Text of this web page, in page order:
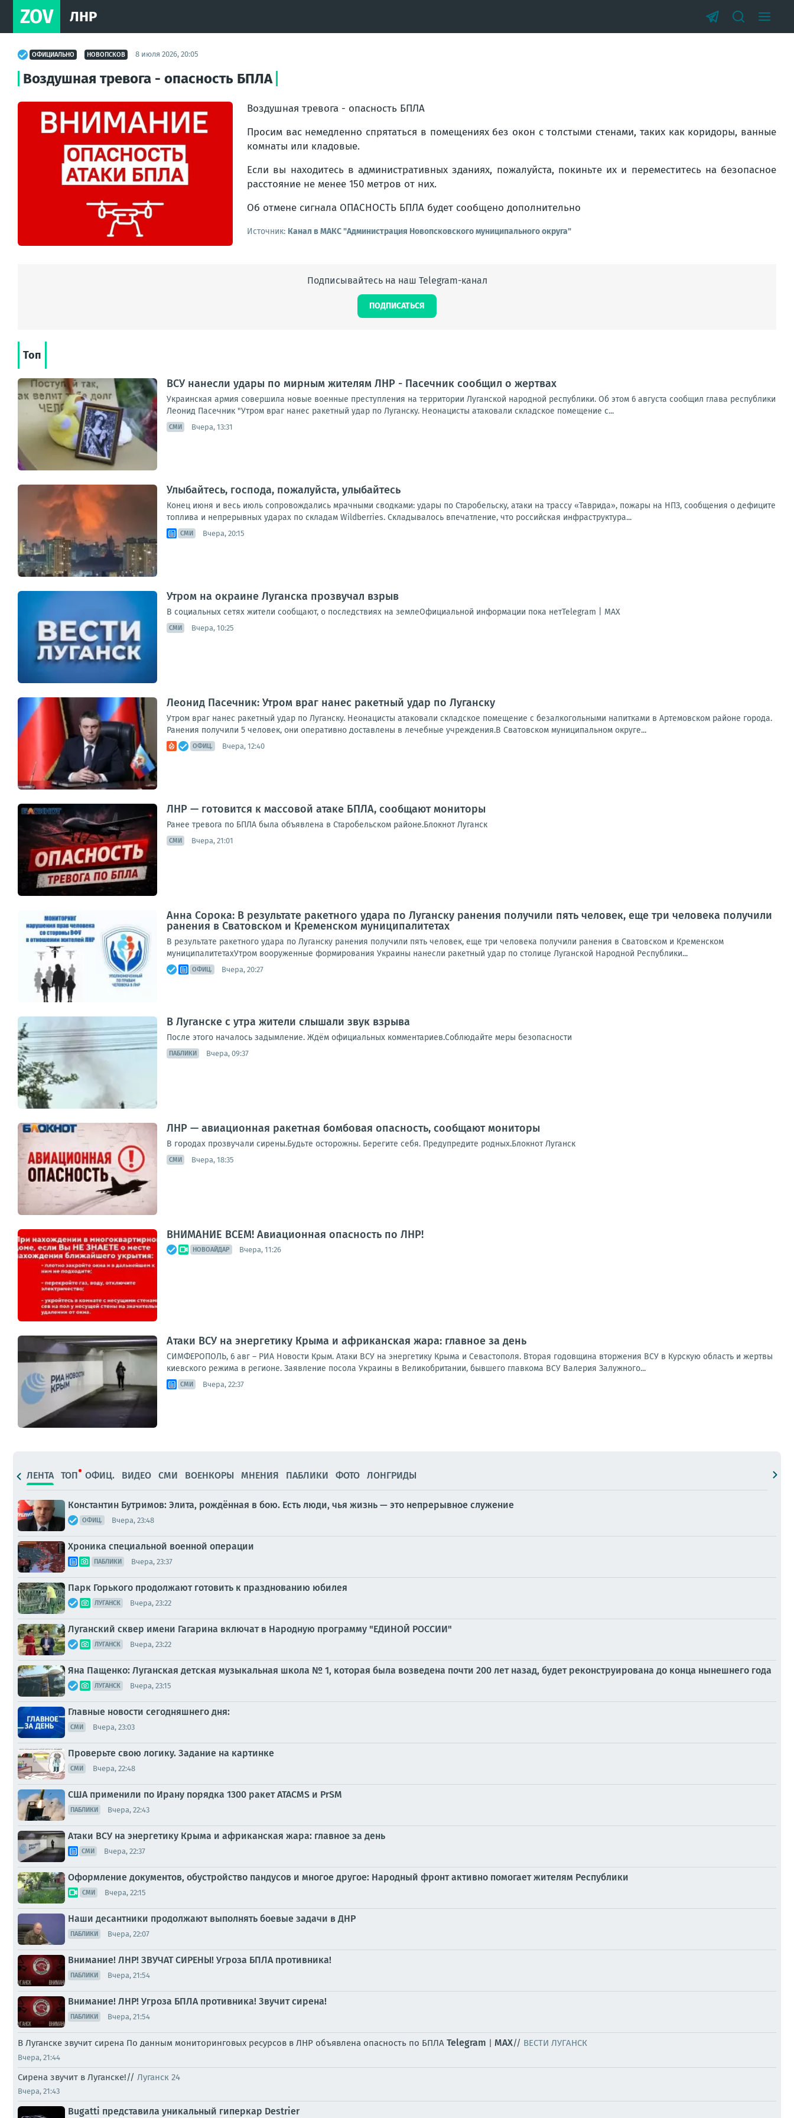
ZOV ЛНР
ОФИЦИАЛЬНО НОВОПСКОВ 8 июля 2026, 20:05
Воздушная тревога - опасность БПЛА
Воздушная тревога - опасность БПЛА
Просим вас немедленно спрятаться в помещениях без окон с толстыми стенами, таких как коридоры, ванные
комнаты или кладовые.
Если вы находитесь в административных зданиях, пожалуйста, покиньте их и переместитесь на безопасное
расстояние не менее 150 метров от них.
Об отмене сигнала ОПАСНОСТЬ БПЛА будет сообщено дополнительно
Источник: Канал в МАКС "Администрация Новопсковского муниципального округа"
Подписывайтесь на наш Telegram-канал
ПОДПИСАТЬСЯ
Топ
ВСУ нанесли удары по мирным жителям ЛНР - Пасечник сообщил о жертвах
Украинская армия совершила новые военные преступления на территории Луганской народной республики. Об этом 6 августа сообщил глава республики
Леонид Пасечник "Утром враг нанес ракетный удар по Луганску. Неонацисты атаковали складское помещение с...
СМИ Вчера, 13:31
Улыбайтесь, господа, пожалуйста, улыбайтесь
Конец июня и весь июль сопровождались мрачными сводками: удары по Старобельску, атаки на трассу «Таврида», пожары на НПЗ, сообщения о дефиците
топлива и непрерывных ударах по складам Wildberries. Складывалось впечатление, что российская инфраструктура...
СМИ Вчера, 20:15
Утром на окраине Луганска прозвучал взрыв
В социальных сетях жители сообщают, о последствиях на землеОфициальной информации пока нетTelegram | MAX
СМИ Вчера, 10:25
Леонид Пасечник: Утром враг нанес ракетный удар по Луганску
Утром враг нанес ракетный удар по Луганску. Неонацисты атаковали складское помещение с безалкогольными напитками в Артемовском районе города.
Ранения получили 5 человек, они оперативно доставлены в лечебные учреждения.В Сватовском муниципальном округе...
ОФИЦ. Вчера, 12:40
ЛНР — готовится к массовой атаке БПЛА, сообщают мониторы
Ранее тревога по БПЛА была объявлена в Старобельском районе.Блокнот Луганск
СМИ Вчера, 21:01
Анна Сорока: В результате ракетного удара по Луганску ранения получили пять человек, еще три человека получили
ранения в Сватовском и Кременском муниципалитетах
В результате ракетного удара по Луганску ранения получили пять человек, еще три человека получили ранения в Сватовском и Кременском
муниципалитетахУтром вооруженные формирования Украины нанесли ракетный удар по столице Луганской Народной Республики...
ОФИЦ. Вчера, 20:27
В Луганске с утра жители слышали звук взрыва
После этого началось задымление. Ждём официальных комментариев.Соблюдайте меры безопасности
ПАБЛИКИ Вчера, 09:37
ЛНР — авиационная ракетная бомбовая опасность, сообщают мониторы
В городах прозвучали сирены.Будьте осторожны. Берегите себя. Предупредите родных.Блокнот Луганск
СМИ Вчера, 18:35
ВНИМАНИЕ ВСЕМ! Авиационная опасность по ЛНР!
НОВОАЙДАР Вчера, 11:26
Атаки ВСУ на энергетику Крыма и африканская жара: главное за день
СИМФЕРОПОЛЬ, 6 авг – РИА Новости Крым. Атаки ВСУ на энергетику Крыма и Севастополя. Вторая годовщина вторжения ВСУ в Курскую область и жертвы
киевского режима в регионе. Заявление посола Украины в Великобритании, бывшего главкома ВСУ Валерия Залужного...
СМИ Вчера, 22:37
ЛЕНТА ТОП ОФИЦ. ВИДЕО СМИ ВОЕНКОРЫ МНЕНИЯ ПАБЛИКИ ФОТО ЛОНГРИДЫ
Константин Бутримов: Элита, рождённая в бою. Есть люди, чья жизнь — это непрерывное служение
ОФИЦ. Вчера, 23:48
Хроника специальной военной операции
ПАБЛИКИ Вчера, 23:37
Парк Горького продолжают готовить к празднованию юбилея
ЛУГАНСК Вчера, 23:22
Луганский сквер имени Гагарина включат в Народную программу "ЕДИНОЙ РОССИИ"
ЛУГАНСК Вчера, 23:22
Яна Пащенко: Луганская детская музыкальная школа № 1, которая была возведена почти 200 лет назад, будет реконструирована до конца нынешнего года
ЛУГАНСК Вчера, 23:15
Главные новости сегодняшнего дня:
СМИ Вчера, 23:03
Проверьте свою логику. Задание на картинке
СМИ Вчера, 22:48
США применили по Ирану порядка 1300 ракет ATACMS и PrSM
ПАБЛИКИ Вчера, 22:43
Атаки ВСУ на энергетику Крыма и африканская жара: главное за день
СМИ Вчера, 22:37
Оформление документов, обустройство пандусов и многое другое: Народный фронт активно помогает жителям Республики
СМИ Вчера, 22:15
Наши десантники продолжают выполнять боевые задачи в ДНР
ПАБЛИКИ Вчера, 22:07
Внимание! ЛНР! ЗВУЧАТ СИРЕНЫ! Угроза БПЛА противника!
ПАБЛИКИ Вчера, 21:54
Внимание! ЛНР! Угроза БПЛА противника! Звучит сирена!
ПАБЛИКИ Вчера, 21:54
В Луганске звучит сирена По данным мониторинговых ресурсов в ЛНР объявлена опасность по БПЛА Telegram | MAX// ВЕСТИ ЛУГАНСК
Вчера, 21:44
Сирена звучит в Луганске!// Луганск 24
Вчера, 21:43
Bugatti представила уникальный гиперкар Destrier